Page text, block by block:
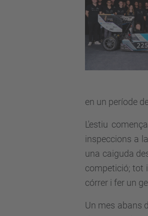
en un període
L'estiu
inspeccions a
una caiguda
competició; tot
córrer i fer un
Un mes abans